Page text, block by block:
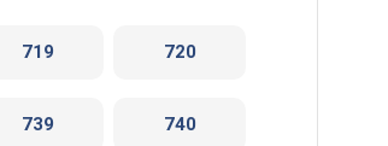
719 720
739 740